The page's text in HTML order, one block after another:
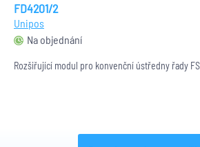
FD4201/2
Unipos
Na objednání
Rozšiřující modul pro konvenční ústředny řady